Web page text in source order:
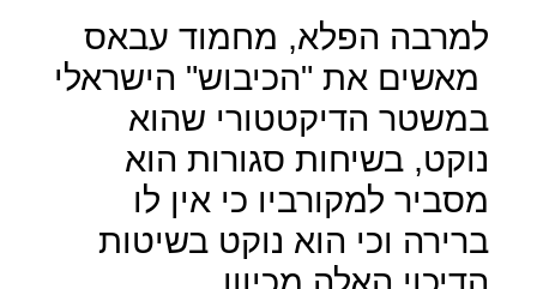
למרבה הפלא, מחמוד עבאס
מאשים את "הכיבוש" הישראלי
במשטר הדיקטטורי שהוא
נוקט, בשיחות סגורות הוא
מסביר למקורביו כי אין לו
ברירה וכי הוא נוקט בשיטות